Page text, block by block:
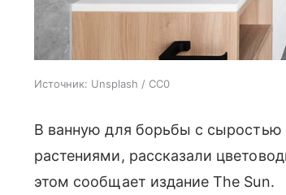
Источник: Unsplash / CC0
В ванную для борьбы с
растениями, рассказали
этом сообщает издание The Sun.